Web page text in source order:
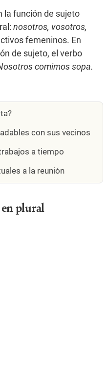
la función de sujeto
nosotros, vosotros,
femeninos. En
de sujeto, el verbo
comimos sopa.
con sus vecinos
a tiempo
a la reunión
plural